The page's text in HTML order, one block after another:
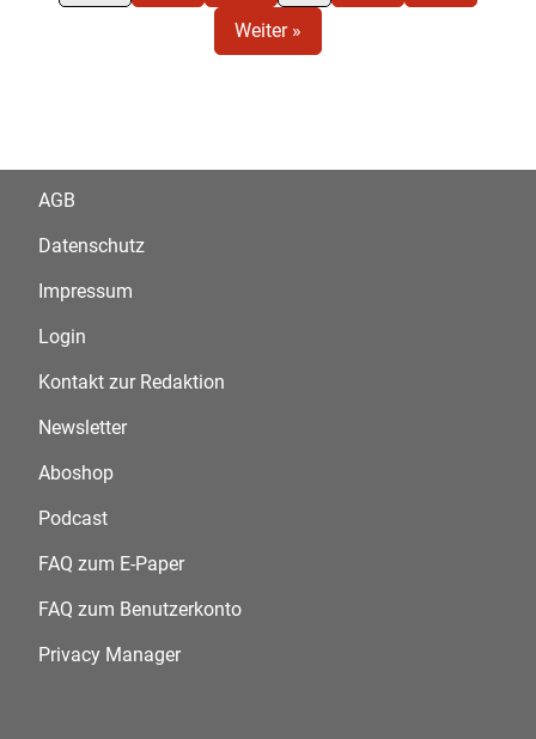
Weiter »
AGB
Datenschutz
Impressum
Login
Kontakt zur Redaktion
Newsletter
Aboshop
Podcast
FAQ zum E-Paper
FAQ zum Benutzerkonto
Privacy Manager